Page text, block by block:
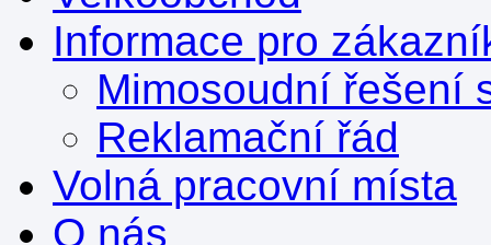
Informace pro
Mimosoudní řešení
Reklamační řád
Volná pracovní místa
O nás